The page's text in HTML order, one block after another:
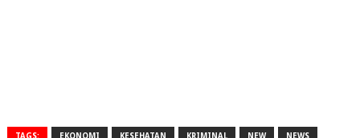
TAGS: EKONOMI KESEHATAN KRIMINAL NEW NEWS